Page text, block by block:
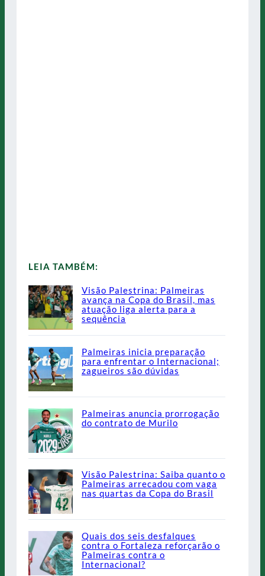
LEIA TAMBÉM:
Visão Palestrina: Palmeiras
avança na Copa do Brasil, mas
atuação liga alerta para a
sequência
Palmeiras inicia preparação
para enfrentar o Internacional;
zagueiros são dúvidas
Palmeiras anuncia prorrogação
do contrato de Murilo
Visão Palestrina: Saiba quanto o
Palmeiras arrecadou com vaga
nas quartas da Copa do Brasil
Quais dos seis desfalques
contra o Fortaleza reforçarão o
Palmeiras contra o
Internacional?